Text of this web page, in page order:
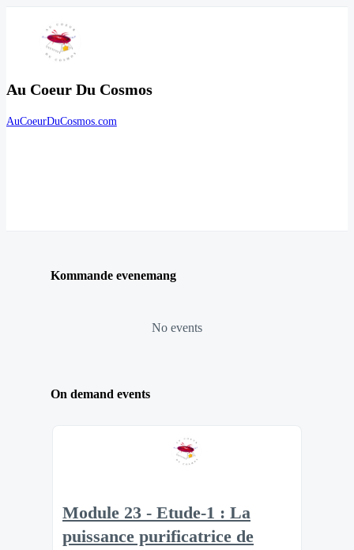
Au Coeur Du Cosmos
AuCoeurDuCosmos.com
Kommande evenemang
No events
On demand events
Module 23 - Etude-1 : La
puissance purificatrice de